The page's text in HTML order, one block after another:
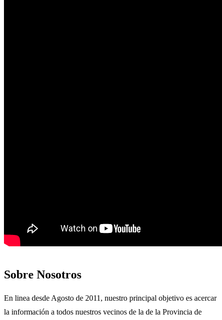
Sobre Nosotros
En linea desde Agosto de 2011, nuestro principal objetivo es acercar
la información a todos nuestros vecinos de la de la Provincia de